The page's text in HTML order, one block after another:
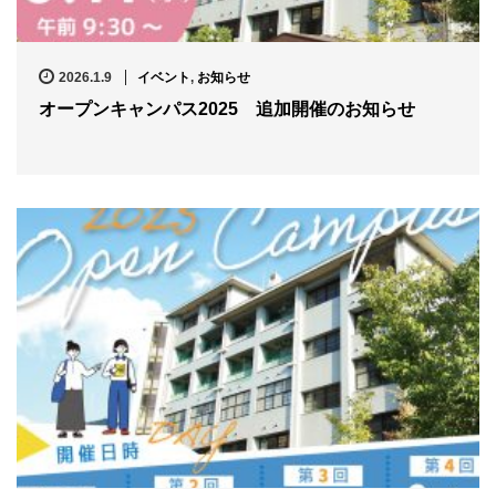
2026.1.9 イベント, お知らせ
オープンキャンパス2025 追加開催のお知らせ